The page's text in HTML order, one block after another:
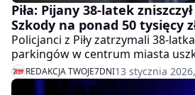
Piła: Pijany 38-latek
Szkody na ponad 50 tysięcy
Policjanci z Piły zatrzymali 38-
parkingów w centrum miasta
Wartość strat przekroczyła kwotę
Teraz grozi mu do 5 lat pobytu
REDAKCJA TWOJE7DNI13 stycznia